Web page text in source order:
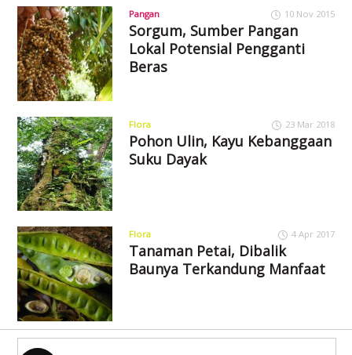
Pangan 10 Nov 2015
Sorgum, Sumber Pangan
Lokal Potensial Pengganti
Beras
Flora 23 Mar 2018
Pohon Ulin, Kayu Kebanggaan
Suku Dayak
Flora 4 Apr 2017
Tanaman Petai, Dibalik
Baunya Terkandung Manfaat